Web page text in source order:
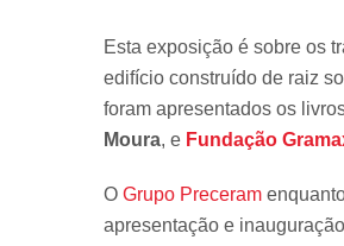
Esta exposição é sobre os
edifício construído de raiz
foram apresentados os
Moura, e Fundação
O Grupo Preceram
apresentação e